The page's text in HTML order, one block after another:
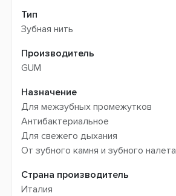
Тип
Зубная нить
Производитель
GUM
Назначение
Для межзубных промежутков
Антибактериальное
Для свежего дыхания
От зубного камня и зубного налета
Страна производитель
Италия